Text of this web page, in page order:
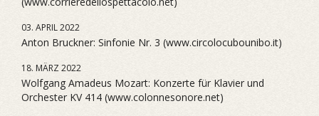
03. APRIL 2022
Anton Bruckner: Sinfonie Nr. 3 (www.circolocubounibo.it)
18. MÄRZ 2022
Wolfgang Amadeus Mozart: Konzerte für Klavier und
Orchester KV 414 (www.colonnesonore.net)